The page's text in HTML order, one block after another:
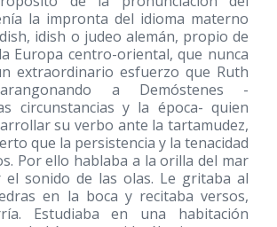
la impronta del idioma materno
idish o judeo alemán, propio de
Europa centro-oriental, que nunca
extraordinario esfuerzo que Ruth
a Demóstenes -
circunstancias y la época- quien
su verbo ante la tartamudez,
que la persistencia y la tenacidad
Por ello hablaba a la orilla del mar
el sonido de las olas. Le gritaba al
en la boca y recitaba versos,
Estudiaba en una habitación